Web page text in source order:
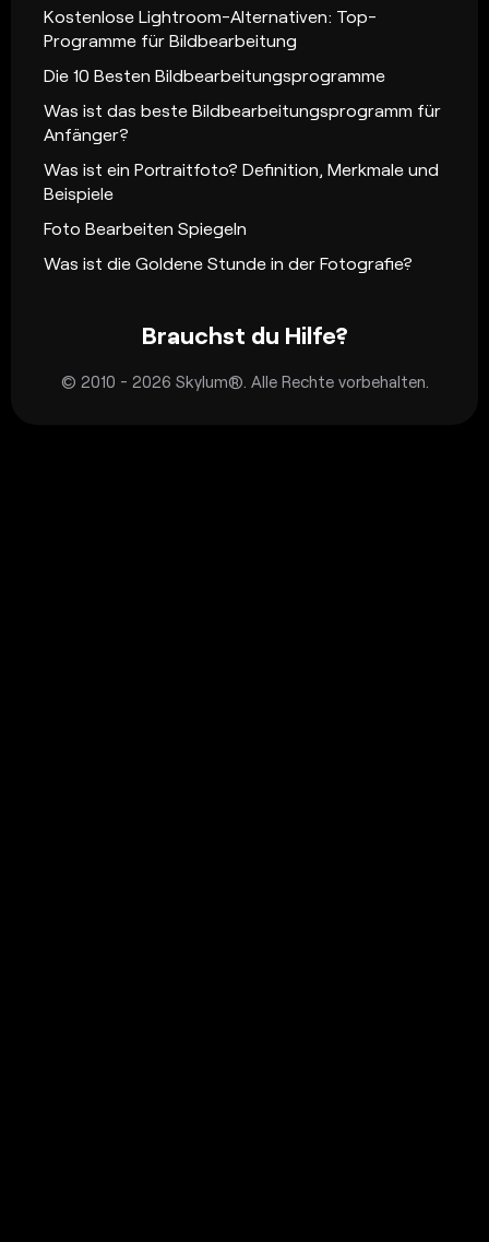
Kostenlose Lightroom-Alternativen: Top-
Programme für Bildbearbeitung
Die 10 Besten Bildbearbeitungsprogramme
Was ist das beste Bildbearbeitungsprogramm für
Anfänger?
Was ist ein Portraitfoto? Definition, Merkmale und
Beispiele
Foto Bearbeiten Spiegeln
Was ist die Goldene Stunde in der Fotografie?
Brauchst du Hilfe?
© 2010 - 2026 Skylum®. Alle Rechte vorbehalten.